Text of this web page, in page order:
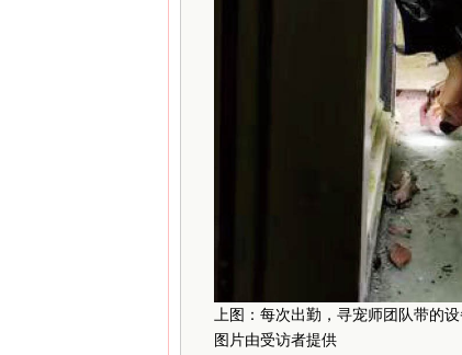
上图：每次出勤，寻宠师团队带的
图片由受访者提供